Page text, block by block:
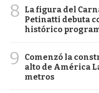
8
La figura del
Petinatti debuta
histórico
9
Comenzó la
alto de América
metros